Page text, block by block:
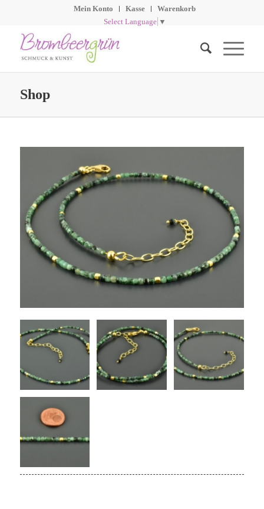
Mein Konto Kasse
Warenkorb
Select Language ▼
Shop